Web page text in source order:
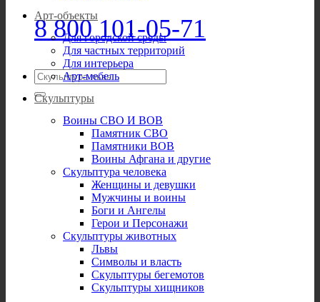
8 800 101-05-71
Искать:
Арт-объекты
Для городской среды
Для частных территорий
Для интерьера
Арт-мебель
Скульптуры
Воины СВО И ВОВ
Памятник СВО
Памятники ВОВ
Воины Афгана и другие
Скульптура человека
Женщины и девушки
Мужчины и воины
Боги и Ангелы
Герои и Персонажи
Скульптуры животных
Львы
Символы и власть
Скульптуры бегемотов
Скульптуры хищников